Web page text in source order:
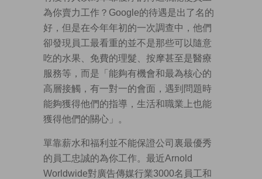
為你賣力工作？Google的待遇是出了名的
好，但是在今年年初的一次調查中，他們
卻發現員工最看重的並不是那些可以隨意
吃的水果、免費的理髮、按摩甚至是醫療
服務等，而是「能夠有機會和最為核心的
高層接觸，有一對一的會面，遇到問題時
能夠獲得他們的指導，生活和職業上也能
獲得他們的關心」。
單靠薪水和福利並不能保證公司裏最優秀
的員工忠誠的為你工作。最近Arnold
Worldwide對廣告傳媒行業3000名員工和